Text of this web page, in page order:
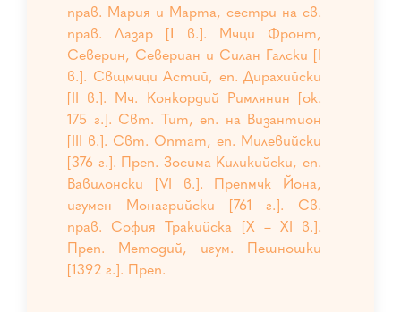
прав. Мария и Марта, сестри на св.
прав. Лазар [І в.]. Мчци Фронт,
Северин, Севериан и Силан Галски [I
в.]. Свщмчци Астий, еп. Дирахийски
[II в.]. Мч. Конкордий Римлянин [ок.
175 г.]. Свт. Тит, еп. на Византион
[III в.]. Свт. Оптат, еп. Милевийски
[376 г.]. Преп. Зосима Киликийски, еп.
Вавилонски [VI в.]. Препмчк Йона,
игумен Монагрийски [761 г.]. Св.
прав. София Тракийска [Х – ХI в.].
Преп. Методий, игум. Пешношки
[1392 г.]. Преп.